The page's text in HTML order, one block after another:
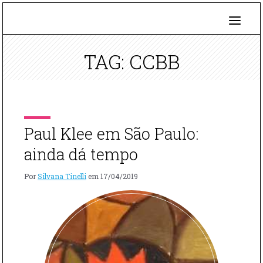
TAG: CCBB
Paul Klee em São Paulo:
ainda dá tempo
PorSilvana Tinelli em 17/04/2019